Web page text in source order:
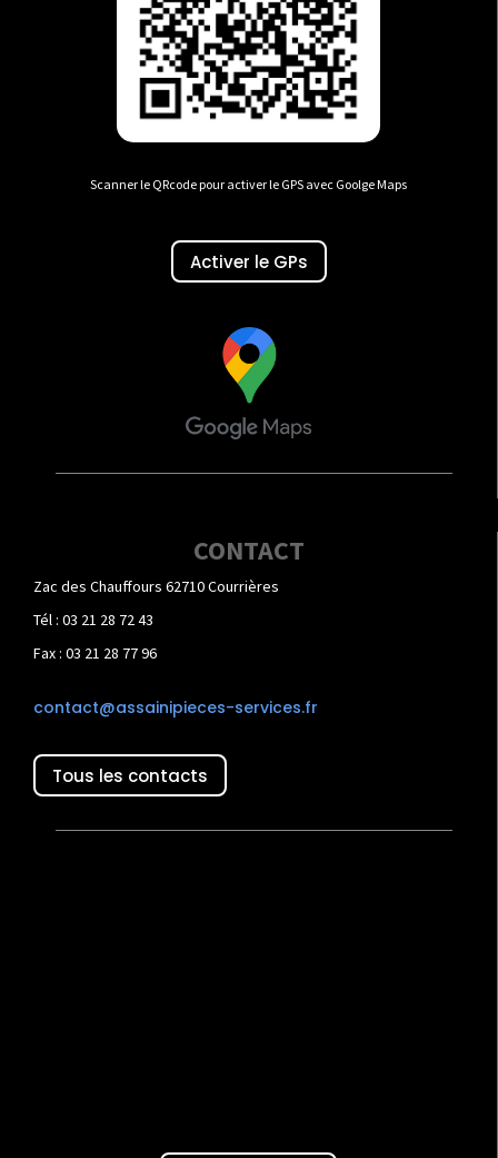
Scanner le QRcode pour activer le GPS avec Goolge Maps
Activer le GPs
CONTACT
Zac des Chauffours 62710 Courrières
Tél : 03 21 28 72 43
Fax : 03 21 28 77 96
contact@assainipieces-services.fr
Tous les contacts